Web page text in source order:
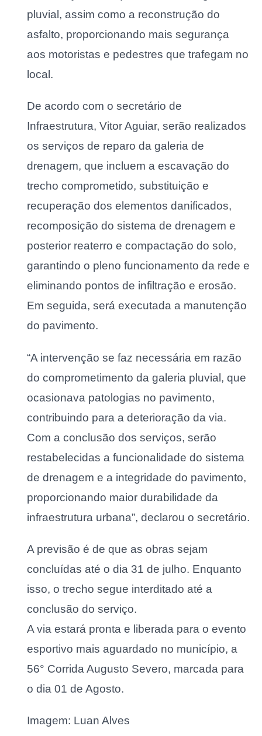
pluvial, assim como a reconstrução do
asfalto, proporcionando mais segurança
aos motoristas e pedestres que trafegam no
local.
De acordo com o secretário de
Infraestrutura, Vitor Aguiar, serão realizados
os serviços de reparo da galeria de
drenagem, que incluem a escavação do
trecho comprometido, substituição e
recuperação dos elementos danificados,
recomposição do sistema de drenagem e
posterior reaterro e compactação do solo,
garantindo o pleno funcionamento da rede e
eliminando pontos de infiltração e erosão.
Em seguida, será executada a manutenção
do pavimento.
“A intervenção se faz necessária em razão
do comprometimento da galeria pluvial, que
ocasionava patologias no pavimento,
contribuindo para a deterioração da via.
Com a conclusão dos serviços, serão
restabelecidas a funcionalidade do sistema
de drenagem e a integridade do pavimento,
proporcionando maior durabilidade da
infraestrutura urbana”, declarou o secretário.
A previsão é de que as obras sejam
concluídas até o dia 31 de julho. Enquanto
isso, o trecho segue interditado até a
conclusão do serviço.
A via estará pronta e liberada para o evento
esportivo mais aguardado no município, a
56° Corrida Augusto Severo, marcada para
o dia 01 de Agosto.
Imagem: Luan Alves